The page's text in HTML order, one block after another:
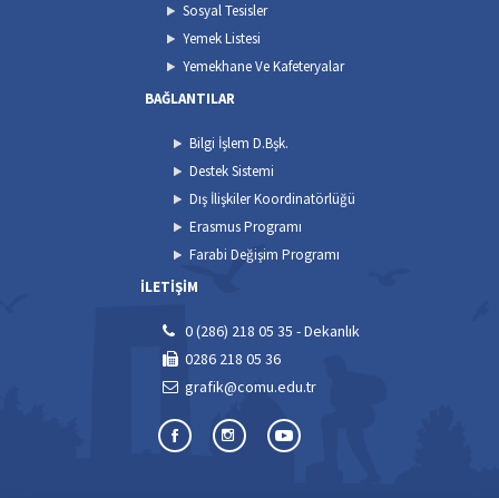
Sosyal Tesisler
Yemek Listesi
Yemekhane Ve Kafeteryalar
BAĞLANTILAR
Bilgi İşlem D.Bşk.
Destek Sistemi
Dış İlişkiler Koordinatörlüğü
Erasmus Programı
Farabi Değişim Programı
İLETİŞİM
0 (286) 218 05 35 - Dekanlık
0286 218 05 36
grafik@comu.edu.tr